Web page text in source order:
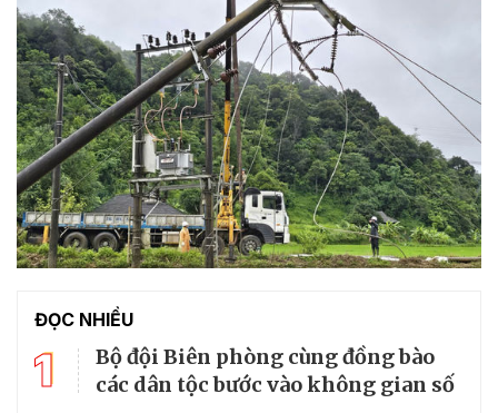
ĐỌC NHIỀU
1
Bộ đội Biên phòng cùng đồng bào
các dân tộc bước vào không gian số